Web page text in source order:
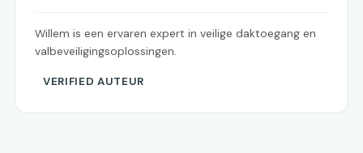
Willem is een ervaren expert in veilige daktoegang en
valbeveiligingsoplossingen.
VERIFIED AUTEUR